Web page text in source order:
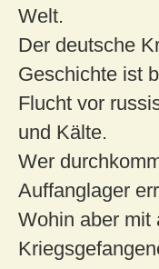
Welt.
Der deutsche
Geschichte ist
Flucht vor
und Kälte.
Wer
Auffanglager
Wohin aber mit